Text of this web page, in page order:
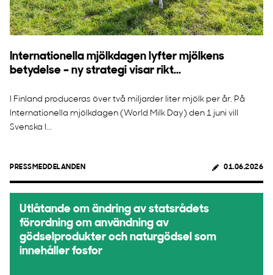
Internationella mjölkdagen lyfter mjölkens
betydelse – ny strategi visar rikt...
I Finland produceras över två miljarder liter mjölk per år. På
Internationella mjölkdagen (World Milk Day) den 1 juni vill
Svenska l...
PRESSMEDDELANDEN 01.06.2026
Utlåtande om ändring av statsrådets
förordning om användning av
gödselprodukter och naturgödsel som
innehåller fosfor